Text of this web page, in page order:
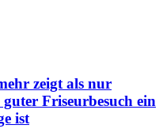
zeigt als nur
Friseurbesuch ein
ist